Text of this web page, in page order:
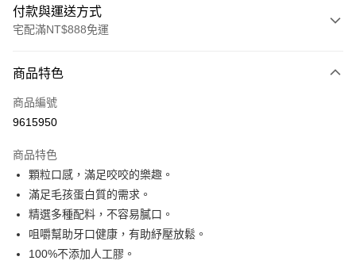
付款與運送方式
宅配滿NT$888免運
信用卡一次付款
LINE Pay
運送方式
宅配
每筆NT$100，滿NT$888(含以上)免運費
商品特色
商品編號
9615950
商品特色
顆粒口感，滿足咬咬的樂趣。
滿足毛孩蛋白質的需求。
精選多種配料，不容易膩口。
咀嚼幫助牙口健康，有助紓壓放鬆。
100%不添加人工膠。